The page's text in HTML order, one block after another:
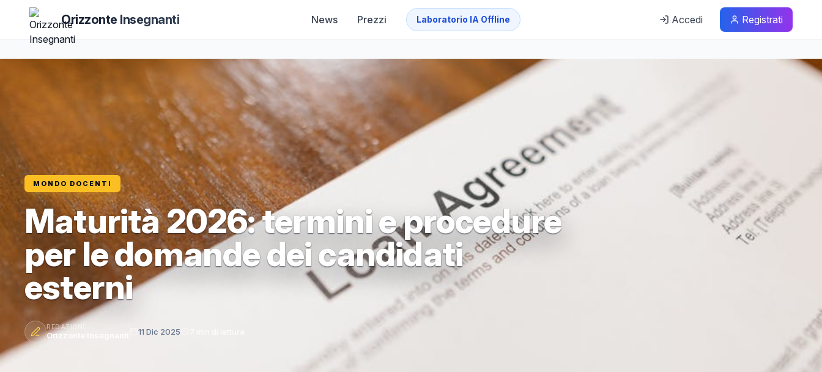
Orizzonte Insegnanti News Prezzi Laboratorio IA Offline Accedi Registrati
MONDO DOCENTI
Maturità 2026: termini e procedure
per le domande dei candidati
esterni
REDAZIONE
Orizzonte Insegnanti 11 Dic 2025